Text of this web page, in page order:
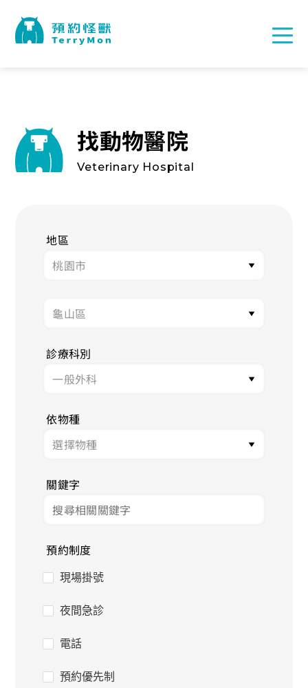
找動物醫院
Veterinary Hospital
地區
診療科別
依物種
關鍵字
預約制度
現場掛號
夜間急診
電話
預約優先制